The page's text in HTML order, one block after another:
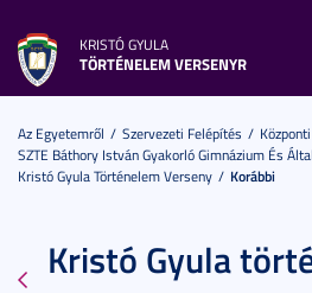
KRISTÓ GYULA
TÖRTÉNELEM VERSENYR
Az Egyetemről Szervezeti Felépítés
SZTE Báthory István Gyakorló Gimnázium És
Kristó Gyula Történelem Verseny
Korábbi
Kristó Gyula